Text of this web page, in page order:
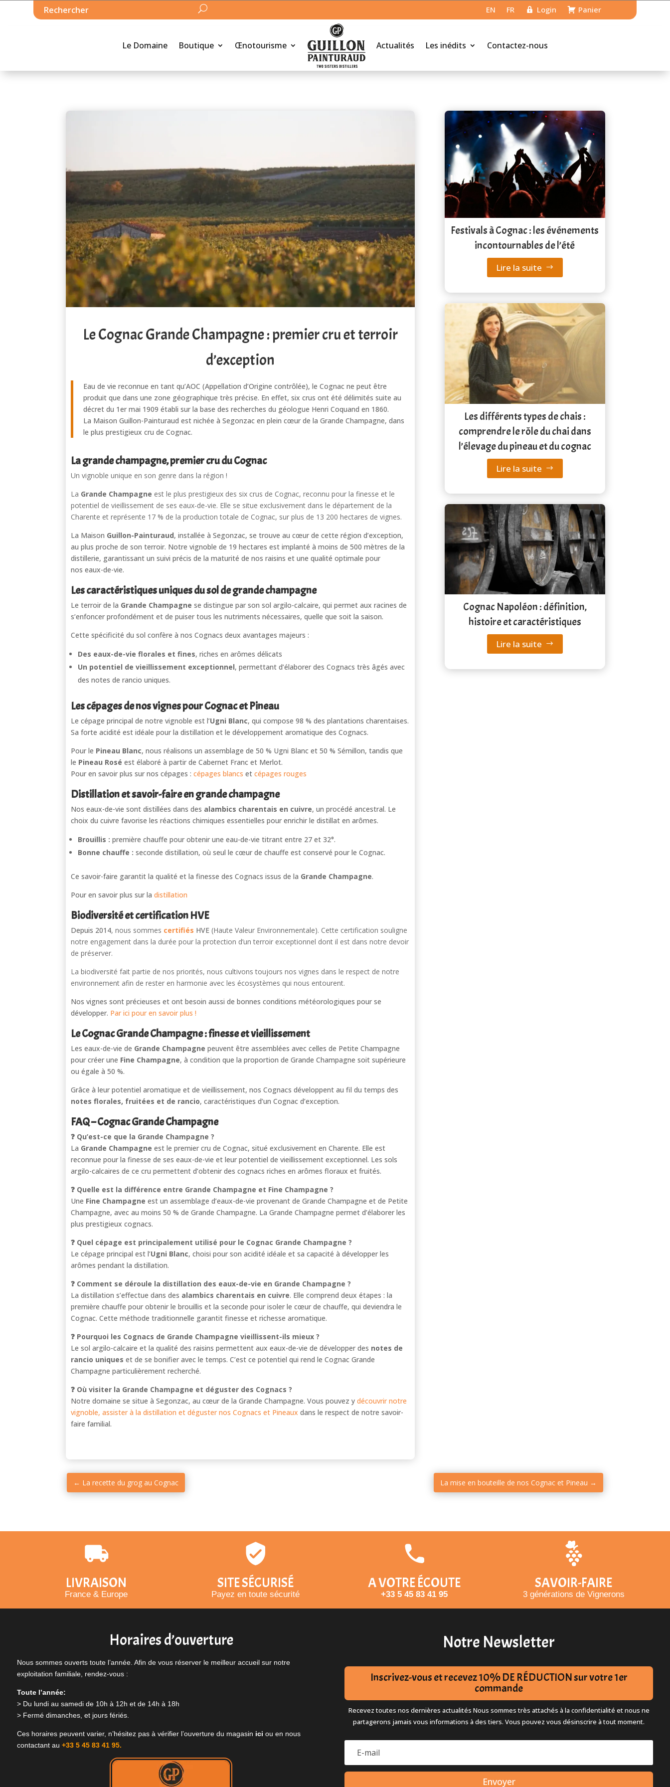
EN FR Login Panier
Le Domaine Boutique Œnotourisme Actualités Les inédits Contactez-nous
Le Cognac Grande Champagne : premier cru et terroir
d’exception
Eau de vie reconnue en tant qu’AOC (Appellation d’Origine contrôlée), le Cognac ne peut être
produit que dans une zone géographique très précise. En effet, six crus ont été délimités suite au
décret du 1er mai 1909 établi sur la base des recherches du géologue Henri Coquand en 1860.
La Maison Guillon-Painturaud est nichée à Segonzac en plein cœur de la Grande Champagne, dans
le plus prestigieux cru de Cognac.
La grande champagne, premier cru du Cognac
Un vignoble unique en son genre dans la région !
La Grande Champagne est le plus prestigieux des six crus de Cognac, reconnu pour la finesse et le
potentiel de vieillissement de ses eaux-de-vie. Elle se situe exclusivement dans le département de la
Charente et représente 17 % de la production totale de Cognac, sur plus de 13 200 hectares de vignes.
La Maison Guillon-Painturaud, installée à Segonzac, se trouve au cœur de cette région d’exception,
au plus proche de son terroir. Notre vignoble de 19 hectares est implanté à moins de 500 mètres de la
distillerie, garantissant un suivi précis de la maturité de nos raisins et une qualité optimale pour
nos eaux-de-vie.
Les caractéristiques uniques du sol de grande champagne
Le terroir de la Grande Champagne se distingue par son sol argilo-calcaire, qui permet aux racines de
s’enfoncer profondément et de puiser tous les nutriments nécessaires, quelle que soit la saison.
Cette spécificité du sol confère à nos Cognacs deux avantages majeurs :
Des eaux-de-vie florales et fines, riches en arômes délicats
Un potentiel de vieillissement exceptionnel, permettant d’élaborer des Cognacs très âgés avec
des notes de rancio uniques.
Les cépages de nos vignes pour Cognac et Pineau
Le cépage principal de notre vignoble est l’Ugni Blanc, qui compose 98 % des plantations charentaises.
Sa forte acidité est idéale pour la distillation et le développement aromatique des Cognacs.
Pour le Pineau Blanc, nous réalisons un assemblage de 50 % Ugni Blanc et 50 % Sémillon, tandis que
le Pineau Rosé est élaboré à partir de Cabernet Franc et Merlot.
Pour en savoir plus sur nos cépages : cépages blancs et cépages rouges
Distillation et savoir-faire en grande champagne
Nos eaux-de-vie sont distillées dans des alambics charentais en cuivre, un procédé ancestral. Le
choix du cuivre favorise les réactions chimiques essentielles pour enrichir le distillat en arômes.
Brouillis : première chauffe pour obtenir une eau-de-vie titrant entre 27 et 32°.
Bonne chauffe : seconde distillation, où seul le cœur de chauffe est conservé pour le Cognac.
Ce savoir-faire garantit la qualité et la finesse des Cognacs issus de la Grande Champagne.
Pour en savoir plus sur la distillation
Biodiversité et certification HVE
Depuis 2014, nous sommes certifiés HVE (Haute Valeur Environnementale). Cette certification souligne
notre engagement dans la durée pour la protection d’un terroir exceptionnel dont il est dans notre devoir
de préserver.
La biodiversité fait partie de nos priorités, nous cultivons toujours nos vignes dans le respect de notre
environnement afin de rester en harmonie avec les écosystèmes qui nous entourent.
Nos vignes sont précieuses et ont besoin aussi de bonnes conditions météorologiques pour se
développer. Par ici pour en savoir plus !
Le Cognac Grande Champagne : finesse et vieillissement
Les eaux-de-vie de Grande Champagne peuvent être assemblées avec celles de Petite Champagne
pour créer une Fine Champagne, à condition que la proportion de Grande Champagne soit supérieure
ou égale à 50 %.
Grâce à leur potentiel aromatique et de vieillissement, nos Cognacs développent au fil du temps des
notes florales, fruitées et de rancio, caractéristiques d’un Cognac d’exception.
FAQ – Cognac Grande Champagne
❓ Qu’est-ce que la Grande Champagne ?
La Grande Champagne est le premier cru de Cognac, situé exclusivement en Charente. Elle est
reconnue pour la finesse de ses eaux-de-vie et leur potentiel de vieillissement exceptionnel. Les sols
argilo-calcaires de ce cru permettent d’obtenir des cognacs riches en arômes floraux et fruités.
❓ Quelle est la différence entre Grande Champagne et Fine Champagne ?
Une Fine Champagne est un assemblage d’eaux-de-vie provenant de Grande Champagne et de Petite
Champagne, avec au moins 50 % de Grande Champagne. La Grande Champagne permet d’élaborer les
plus prestigieux cognacs.
❓ Quel cépage est principalement utilisé pour le Cognac Grande Champagne ?
Le cépage principal est l’Ugni Blanc, choisi pour son acidité idéale et sa capacité à développer les
arômes pendant la distillation.
❓ Comment se déroule la distillation des eaux-de-vie en Grande Champagne ?
La distillation s’effectue dans des alambics charentais en cuivre. Elle comprend deux étapes : la
première chauffe pour obtenir le brouillis et la seconde pour isoler le cœur de chauffe, qui deviendra le
Cognac. Cette méthode traditionnelle garantit finesse et richesse aromatique.
❓ Pourquoi les Cognacs de Grande Champagne vieillissent-ils mieux ?
Le sol argilo-calcaire et la qualité des raisins permettent aux eaux-de-vie de développer des notes de
rancio uniques et de se bonifier avec le temps. C’est ce potentiel qui rend le Cognac Grande
Champagne particulièrement recherché.
❓ Où visiter la Grande Champagne et déguster des Cognacs ?
Notre domaine se situe à Segonzac, au cœur de la Grande Champagne. Vous pouvez y découvrir notre
vignoble, assister à la distillation et déguster nos Cognacs et Pineaux dans le respect de notre savoir-
faire familial.
Festivals à Cognac : les événements
incontournables de l’été
Lire la suite
Les différents types de chais :
comprendre le rôle du chai dans
l’élevage du pineau et du cognac
Lire la suite
Cognac Napoléon : définition,
histoire et caractéristiques
Lire la suite
← La recette du grog au Cognac La mise en bouteille de nos Cognac et Pineau →
LIVRAISON
France & Europe
SITE SÉCURISÉ
Payez en toute sécurité
A VOTRE ÉCOUTE
+33 5 45 83 41 95
SAVOIR-FAIRE
3 générations de Vignerons
Horaires d’ouverture
Nous sommes ouverts toute l’année. Afin de vous réserver le meilleur accueil sur notre
exploitation familiale, rendez-vous :
Toute l’année:
> Du lundi au samedi de 10h à 12h et de 14h à 18h
> Fermé dimanches, et jours fériés.
Ces horaires peuvent varier, n’hésitez pas à vérifier l’ouverture du magasin ici ou en nous
contactant au +33 5 45 83 41 95.
Notre Newsletter
Inscrivez-vous et recevez 10% DE RÉDUCTION sur votre 1er
commande
Recevez toutes nos dernières actualités Nous sommes très attachés à la confidentialité et nous ne
partagerons jamais vous informations à des tiers. Vous pouvez vous désinscrire à tout moment.
Envoyer